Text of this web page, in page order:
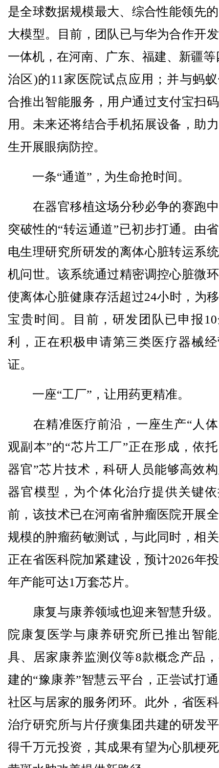
是全球数据规模最大、综合性能领先
大模型。目前，团队已与华为合作开
一体机，在河南、广东、福建、新疆等
治区)的11家医院试点应用；并与蚂
合推出智能服务，用户通过支付宝扫
用。未来还将结合手机拓展设备，助
生开展眼病防控。
一条“通道”，为生命抢时间。
在器官移植这场分秒必争的赛跑
突破性的“转运通道”已初步打通。由
电生理研究所研发的离体心脏转运系
机问世。该系统通过精密调控心脏微
使离体心脏健康存活超过24小时，为
宝贵时间。目前，研发团队已申报
利，正在积极申请第三类医疗器械
证。
一座“工厂”，让用药更精准。
在精准医疗前沿，一座生产“人体
观副本”的“芯片工厂”正在形成，依
器官”芯片技术，科研人员能够高效
器官模型，为个体化治疗提供关键
前，该技术已在河南省肿瘤医院开展
规模的肿瘤药敏测试，与此同时，相
正在省医科院加紧建设，预计2026年
年产能可达1万套芯片。
康复与康养领域也迎来智慧升级
院康复医学与康养研究所已推出智
具、居家康养监测仪等8款概念产品
建的“豫康养”智慧云平台，正尝试打
社区与居家的服务闭环。此外，省医
治疗研究所与片仔癀集团共建的研发
得千万元投资，其成果有望为心肌梗